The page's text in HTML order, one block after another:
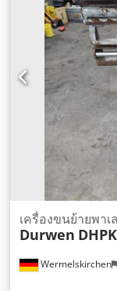
Wermelskirchen
เครื่องขนย้ายพา
Durwen